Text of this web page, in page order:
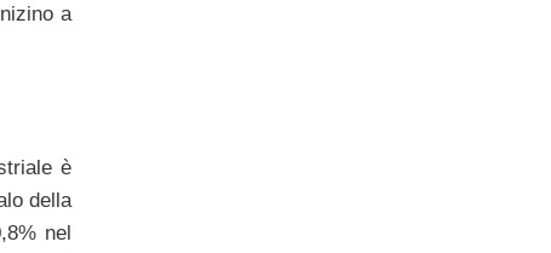
a
è
della
nel